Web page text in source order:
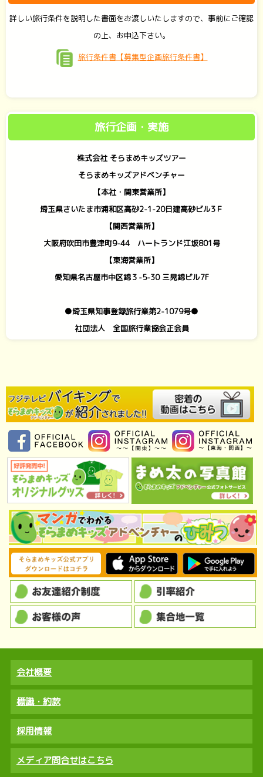
詳しい旅行条件を説明した書面をお渡しいたしますので、事前にご確認
の上、お申込下さい。
旅行条件書【募集型企画旅行条件書】
旅行企画・実施
株式会社 そらまめキッズツアー
そらまめキッズアドベンチャー
【本社・関東営業所】
埼玉県さいたま市浦和区高砂2-1-20日建高砂ビル3Ｆ
【関西営業所】
大阪府吹田市豊津町9-44 ハートランド江坂801号
【東海営業所】
愛知県名古屋市中区錦３-5-30 三晃錦ビル7F
●埼玉県知事登録旅行業第2-1079号●
社団法人 全国旅行業協会正会員
会社概要
標識・約款
採用情報
メディア問合せはこちら